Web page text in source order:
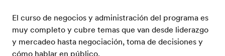
El curso de negocios y administración del programa es
muy completo y cubre temas que van desde liderazgo
y mercadeo hasta negociación, toma de decisiones y
cómo hablar en público.